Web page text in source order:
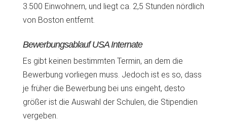
3.500 Einwohnern, und liegt ca. 2,5 Stunden nördlich
von Boston entfernt.
Bewerbungsablauf USA Internate
Es gibt keinen bestimmten Termin, an dem die
Bewerbung vorliegen muss. Jedoch ist es so, dass
je früher die Bewerbung bei uns eingeht, desto
größer ist die Auswahl der Schulen, die Stipendien
vergeben.